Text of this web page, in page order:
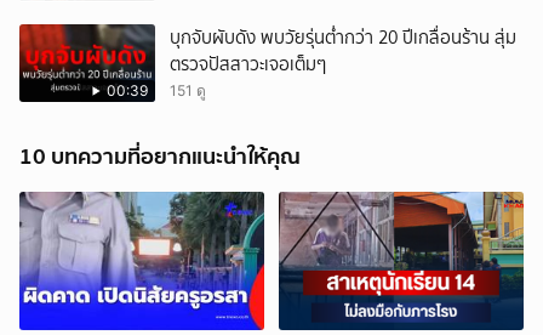
00:39
บุกจับผับดัง พบวัยรุ่นต่ำกว่า 20 ปีเกลื่อนร้าน สุ่ม
ตรวจปัสสาวะเจอเต็มๆ
151 ดู
10 บทความที่อยากแนะนำให้คุณ